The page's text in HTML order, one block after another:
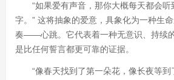
“如果爱有声音，那你大概每天都会
字。” 这将抽象的爱意，具象化为一种生
奏——心跳。它代表着一种无意识、持续
是比任何誓言都更可靠的证据。
“像春天找到了第一朵花，像长夜等